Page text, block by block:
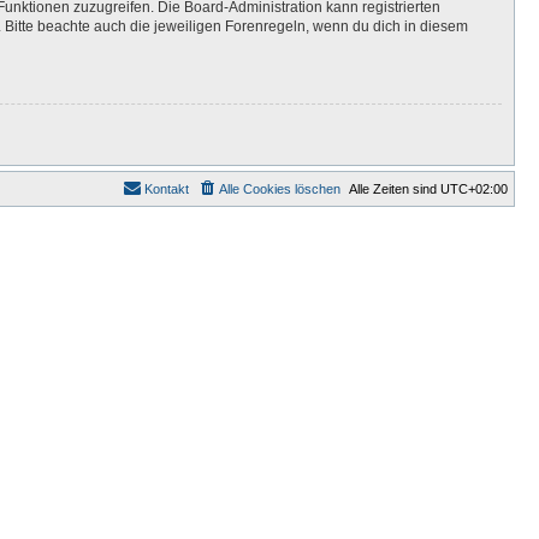
zuzugreifen. Die Board-Administration kann registrierten
beachte auch die jeweiligen Forenregeln, wenn du dich in diesem
Alle Zeiten sind UTC+02:00
Alle Cookies löschen
Kontakt